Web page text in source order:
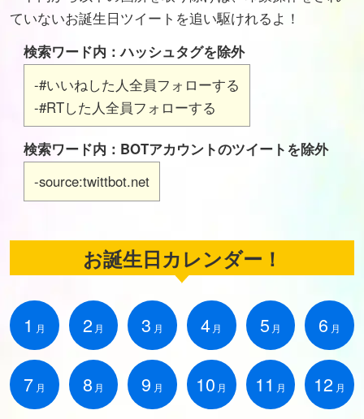
ていないお誕生日ツイートを追い駆けれるよ！
検索ワード内：ハッシュタグを除外
-#いいねした人全員フォローする
-#RTした人全員フォローする
検索ワード内：BOTアカウントのツイートを除外
-source:twittbot.net
お誕生日カレンダー！
1 月 2 月 3 月 4 月 5 月 6 月
7 月 8 月 9 月 10 月 11 月 12 月